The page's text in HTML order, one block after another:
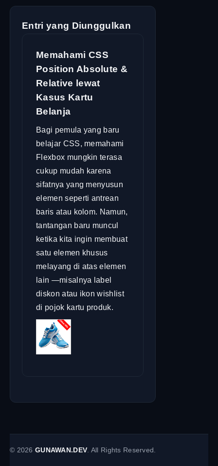
Entri yang Diunggulkan
Memahami CSS
Position Absolute &
Relative lewat
Kasus Kartu
Belanja
Bagi pemula yang baru
belajar CSS, memahami
Flexbox mungkin terasa
cukup mudah karena
sifatnya yang menyusun
elemen seperti antrean
baris atau kolom. Namun,
tantangan baru muncul
ketika kita ingin membuat
satu elemen khusus
melayang di atas elemen
lain —misalnya label
diskon atau ikon wishlist
di pojok kartu produk.
© 2026 GUNAWAN.DEV . All Rights Reserved.